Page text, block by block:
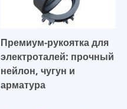
механический срок
службы, простота
стоимость.
Премиум-рукоятка для
электроталей: прочный
нейлон, чугун и
арматура